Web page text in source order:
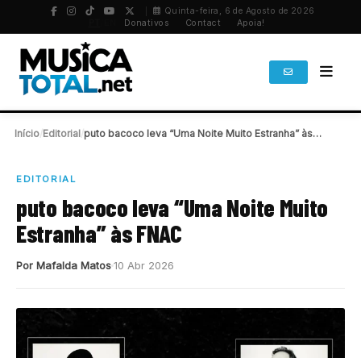
Quinta-feira, 6 de Agosto de 2026
Donativos Contact Apoia!
Início Editorial puto bacoco leva “Uma Noite Muito Estranha” às…
EDITORIAL
puto bacoco leva “Uma Noite Muito
Estranha” às FNAC
Por Mafalda Matos10 Abr 2026